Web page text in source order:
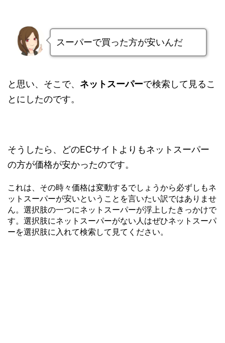
スーパーで買った方が安いんだ
と思い、そこで、 ネットスーパーで検索して見るこ
とにしたのです。
そうしたら、どのECサイトよりもネットスーパー
の方が価格が安かったのです。
これは、その時々価格は変動するでしょうから必ずしもネ
ットスーパーが安いということを言いたい訳ではありませ
ん。選択肢の一つにネットスーパーが浮上したきっかけで
す。選択肢にネットスーパーがない人はぜひネットスーパ
ーを選択肢に入れて検索して見てください。